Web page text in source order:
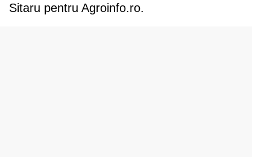
Sitaru pentru Agroinfo.ro.